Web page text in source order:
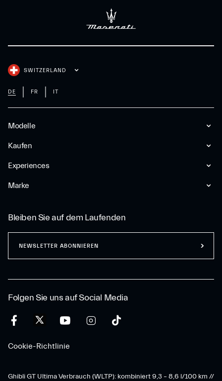
Modelle
Kaufen
Experiences
Marke
SWITZERLAND
DE FR IT
Folgen Sie uns auf Social Media
Cookie-Richtlinie
Bleiben Sie auf dem Laufenden
NEWSLETTER ABONNIEREN
Ghibli GT Ultima Verbrauch (WLTP): kombiniert 9,3 – 8,6 l/100 km //